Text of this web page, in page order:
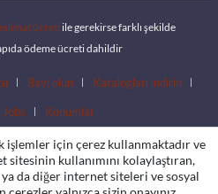
ücreti ile gerekirse farklı şekilde
ödeme ücreti dahildir
Bayi olun Katalogları indirin
Jobs Konumlar
için çerez kullanmaktadır ve
sitesinin kullanımını kolaylaştıran,
da diğer internet siteleri ve sosyal